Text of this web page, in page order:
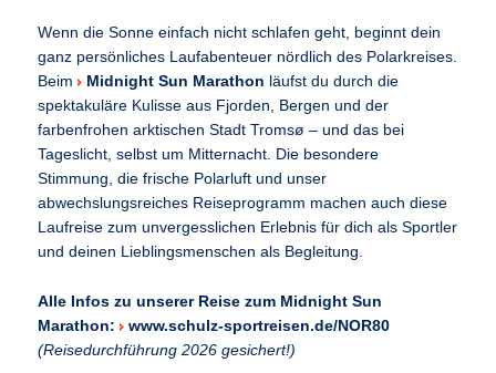
Wenn die Sonne einfach nicht schlafen geht, beginnt dein
ganz persönliches Laufabenteuer nördlich des Polarkreises.
Beim
Midnight Sun Marathon läufst du durch die
spektakuläre Kulisse aus Fjorden, Bergen und der
farbenfrohen arktischen Stadt Tromsø – und das bei
Tageslicht, selbst um Mitternacht. Die besondere
Stimmung, die frische Polarluft und unser
abwechslungsreiches Reiseprogramm machen auch diese
Laufreise zum unvergesslichen Erlebnis für dich als Sportler
und deinen Lieblingsmenschen als Begleitung.
Alle Infos zu unserer Reise zum Midnight Sun
Marathon:
www.schulz-sportreisen.de/NOR80
(Reisedurchführung 2026 gesichert!)